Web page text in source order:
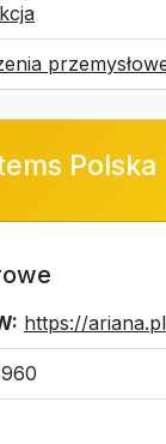
Polska
https://